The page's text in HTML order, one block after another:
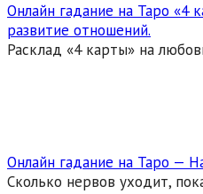
Онлайн гадание на Таро «4
развитие отношений.
Расклад «4 карты» на
Онлайн гадание на Таро —
Сколько нервов уходит,